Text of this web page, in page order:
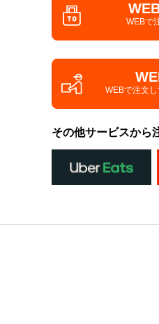
WEBで
WEBで注文し
その他サービスから